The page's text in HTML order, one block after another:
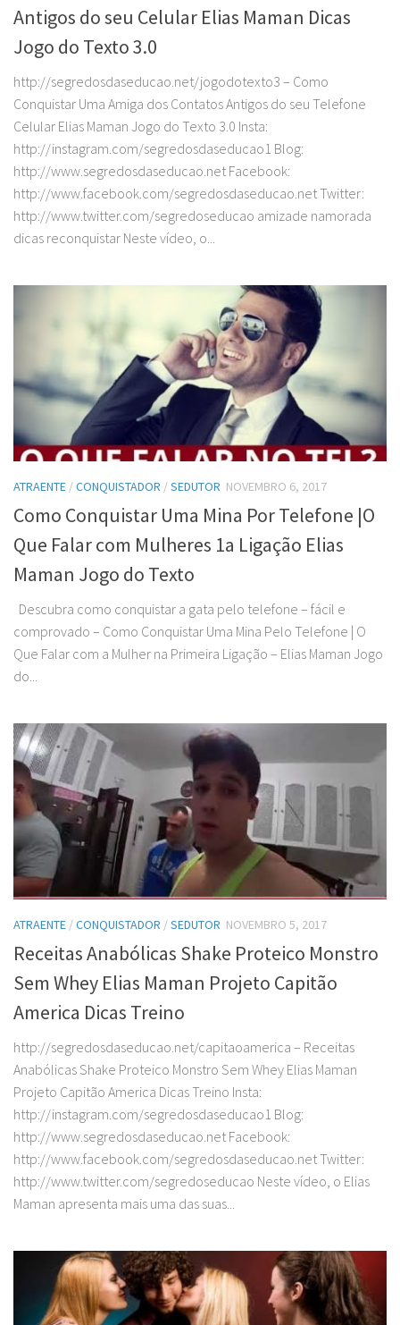
Antigos do seu Celular Elias Maman Dicas
Jogo do Texto 3.0
http://segredosdaseducao.net/jogodotexto3 – Como
Conquistar Uma Amiga dos Contatos Antigos do seu Telefone
Celular Elias Maman Jogo do Texto 3.0 Insta:
http://instagram.com/segredosdaseducao1 Blog:
http://www.segredosdaseducao.net Facebook:
http://www.facebook.com/segredosdaseducao.net Twitter:
http://www.twitter.com/segredoseducao amizade namorada
dicas reconquistar Neste vídeo, o...
ATRAENTE /CONQUISTADOR /SEDUTOR NOVEMBRO 6, 2017
Como Conquistar Uma Mina Por Telefone |O
Que Falar com Mulheres 1a Ligação Elias
Maman Jogo do Texto
Descubra como conquistar a gata pelo telefone – fácil e
comprovado – Como Conquistar Uma Mina Pelo Telefone | O
Que Falar com a Mulher na Primeira Ligação – Elias Maman Jogo
do...
ATRAENTE /CONQUISTADOR /SEDUTOR NOVEMBRO 5, 2017
Receitas Anabólicas Shake Proteico Monstro
Sem Whey Elias Maman Projeto Capitão
America Dicas Treino
http://segredosdaseducao.net/capitaoamerica – Receitas
Anabólicas Shake Proteico Monstro Sem Whey Elias Maman
Projeto Capitão America Dicas Treino Insta:
http://instagram.com/segredosdaseducao1 Blog:
http://www.segredosdaseducao.net Facebook:
http://www.facebook.com/segredosdaseducao.net Twitter:
http://www.twitter.com/segredoseducao Neste vídeo, o Elias
Maman apresenta mais uma das suas...